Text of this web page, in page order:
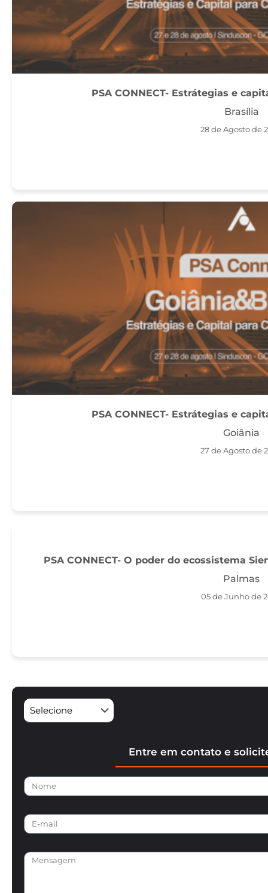
Entre em contato e
PSA CONNECT- Estrátegias e
Brasília
28 de Agosto de
PSA CONNECT- Estrátegias e
Goiânia
27 de Agosto de
PSA CONNECT- O poder do ecossistema
Palmas
05 de Junho de